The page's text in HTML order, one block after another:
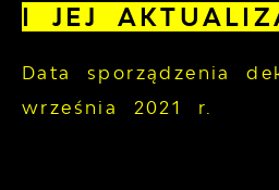
I JEJ
Data sporządzenia
września 2021 r.